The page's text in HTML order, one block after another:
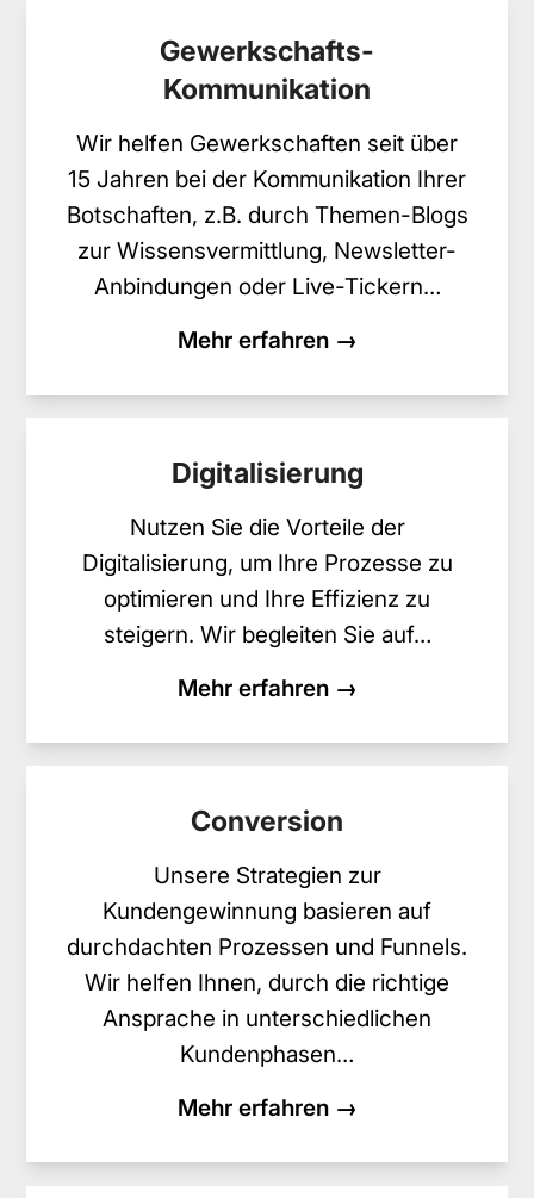
Gewerkschafts-
Kommunikation
Wir helfen Gewerkschaften seit über
15 Jahren bei der Kommunikation Ihrer
Botschaften, z.B. durch Themen-Blogs
zur Wissensvermittlung, Newsletter-
Anbindungen oder Live-Tickern…
Mehr erfahren →
Digitalisierung
Nutzen Sie die Vorteile der
Digitalisierung, um Ihre Prozesse zu
optimieren und Ihre Effizienz zu
steigern. Wir begleiten Sie auf…
Mehr erfahren →
Conversion
Unsere Strategien zur
Kundengewinnung basieren auf
durchdachten Prozessen und Funnels.
Wir helfen Ihnen, durch die richtige
Ansprache in unterschiedlichen
Kundenphasen…
Mehr erfahren →